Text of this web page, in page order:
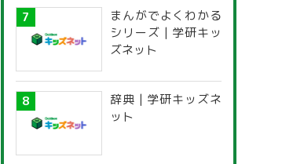
まんがでよくわかる
シリーズ | 学研キッ
ズネット
辞典 | 学研キッズネ
ット